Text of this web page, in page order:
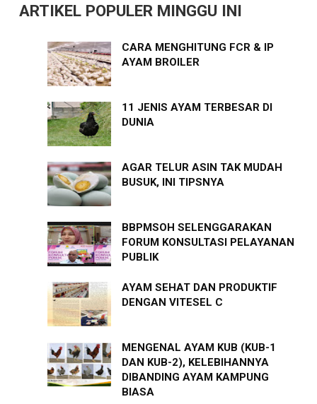
ARTIKEL POPULER MINGGU INI
CARA MENGHITUNG FCR & IP
AYAM BROILER
11 JENIS AYAM TERBESAR DI
DUNIA
AGAR TELUR ASIN TAK MUDAH
BUSUK, INI TIPSNYA
BBPMSOH SELENGGARAKAN
FORUM KONSULTASI PELAYANAN
PUBLIK
AYAM SEHAT DAN PRODUKTIF
DENGAN VITESEL C
MENGENAL AYAM KUB (KUB-1
DAN KUB-2), KELEBIHANNYA
DIBANDING AYAM KAMPUNG
BIASA